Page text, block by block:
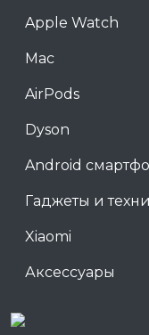
Apple Watch
Mac
AirPods
Dyson
Android
Гаджеты и
Xiaomi
Аксессуары